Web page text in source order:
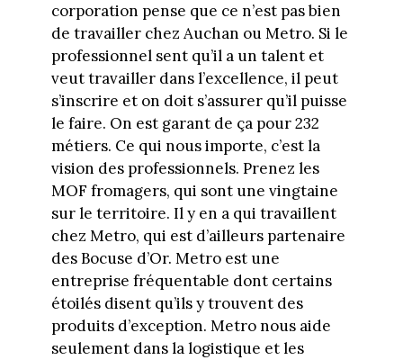
corporation pense que ce n’est pas bien
de travailler chez Auchan ou Metro. Si le
professionnel sent qu’il a un talent et
veut travailler dans l’excellence, il peut
s’inscrire et on doit s’assurer qu’il puisse
le faire. On est garant de ça pour 232
métiers. Ce qui nous importe, c’est la
vision des professionnels. Prenez les
MOF fromagers, qui sont une vingtaine
sur le territoire. Il y en a qui travaillent
chez Metro, qui est d’ailleurs partenaire
des Bocuse d’Or. Metro est une
entreprise fréquentable dont certains
étoilés disent qu’ils y trouvent des
produits d’exception. Metro nous aide
seulement dans la logistique et les